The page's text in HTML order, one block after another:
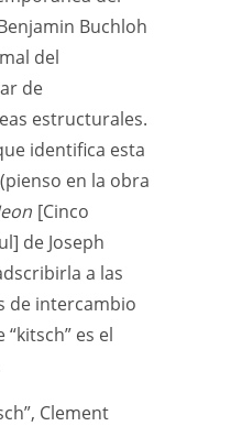
Buchloh
del
de
estructurales.
identifica esta
en la obra
[Cinco
de Joseph
a las
de intercambio
es el
Clement